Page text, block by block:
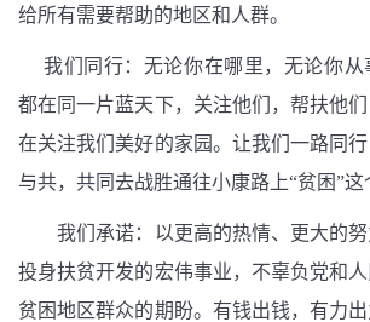
给所有需要帮助的地区和人群。
我们同行：无论你在哪里，无论你从
都在同一片蓝天下， 关注他们，帮扶他
在关注我们美好的家园。让我们一路同
与共，共同去战胜通往小康路上“贫困”这
我们承诺：以更高的热情、更大的努
投身扶贫开发的宏伟事业，不辜负党和
贫困地区群众的期盼。有钱出钱，有力